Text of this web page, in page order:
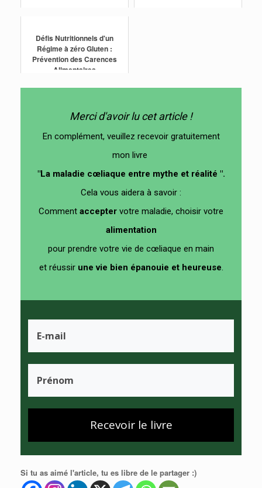
Défis Nutritionnels d'un
Régime à zéro Gluten :
Prévention des Carences
Alimentaires
Merci d'avoir lu cet article !
En complément, veuillez recevoir gratuitement
mon livre
"La maladie cœliaque entre mythe et réalité ".
Cela vous aidera à savoir :
Comment accepter votre maladie, choisir votre
alimentation
pour prendre votre vie de cœliaque en main
et réussir une vie bien épanouie et heureuse.
Recevoir le livre
Si tu as aimé l'article, tu es libre de le partager :)